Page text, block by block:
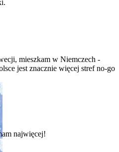
mieszkam w Niemczech -
jest znacznie więcej stref no-go
najwięcej!